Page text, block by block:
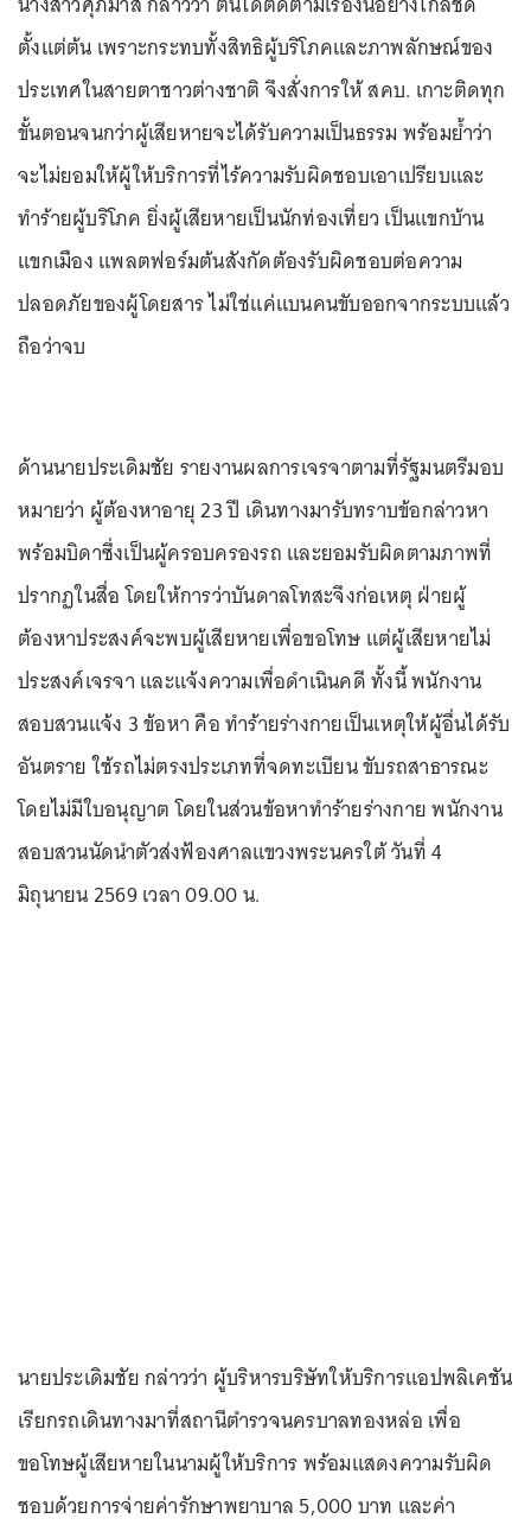
ตั้งแต่ต้น เพราะกระทบทั้งสิทธิผู้บริโภคและภาพลักษณ์ของ
ประเทศในสายตาชาวต่างชาติ จึงสั่งการให้ สคบ. เกาะติดทุก
ขั้นตอนจนกว่าผู้เสียหายจะได้รับความเป็นธรรม พร้อมย้ำว่า
จะไม่ยอมให้ผู้ให้บริการที่ไร้ความรับผิดชอบเอาเปรียบและ
ทำร้ายผู้บริโภค ยิ่งผู้เสียหายเป็นนักท่องเที่ยว เป็นแขกบ้าน
แขกเมือง แพลตฟอร์มต้นสังกัดต้องรับผิดชอบต่อความ
ปลอดภัยของผู้โดยสาร ไม่ใช่แค่แบนคนขับออกจากระบบแล้ว
ถือว่าจบ
ด้านนายประเดิมชัย รายงานผลการเจรจาตามที่รัฐมนตรีมอบ
หมายว่า ผู้ต้องหาอายุ 23 ปี เดินทางมารับทราบข้อกล่าวหา
พร้อมบิดาซึ่งเป็นผู้ครอบครองรถ และยอมรับผิดตามภาพที่
ปรากฏในสื่อ โดยให้การว่าบันดาลโทสะจึงก่อเหตุ ฝ่ายผู้
ต้องหาประสงค์จะพบผู้เสียหายเพื่อขอโทษ แต่ผู้เสียหายไม่
ประสงค์เจรจา และแจ้งความเพื่อดำเนินคดี ทั้งนี้ พนักงาน
สอบสวนแจ้ง 3 ข้อหา คือ ทำร้ายร่างกายเป็นเหตุให้ผู้อื่นได้รับ
อันตราย ใช้รถไม่ตรงประเภทที่จดทะเบียน ขับรถสาธารณะ
โดยไม่มีใบอนุญาต โดยในส่วนข้อหาทำร้ายร่างกาย พนักงาน
สอบสวนนัดนำตัวส่งฟ้องศาลแขวงพระนครใต้ วันที่ 4
มิถุนายน 2569 เวลา 09.00 น.
นายประเดิมชัย กล่าวว่า ผู้บริหารบริษัทให้บริการแอปพลิเคชัน
เรียกรถเดินทางมาที่สถานีตำรวจนครบาลทองหล่อ เพื่อ
ขอโทษผู้เสียหายในนามผู้ให้บริการ พร้อมแสดงความรับผิด
ชอบด้วยการจ่ายค่ารักษาพยาบาล 5,000 บาท และค่า